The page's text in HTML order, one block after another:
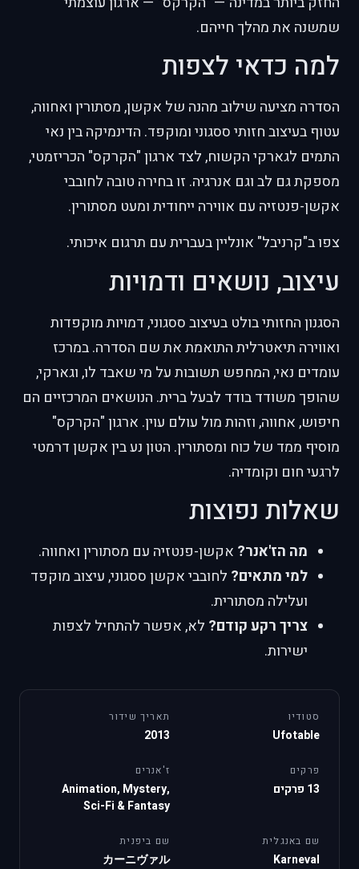
שמשנה את מהלך חייהם.
למה כדאי לצפות
הסדרה מציעה שילוב מהנה של אקשן, מסתורין ואחווה,
עטוף בעיצוב חזותי ססגוני ומוקפד. הדינמיקה בין נאי
התמים לגארקי הקשוח, לצד ארגון "הקרקס" הכריזמטי,
מספקת גם לב וגם אנרגיה. זו בחירה טובה לחובבי
אקשן-פנטזיה עם אווירה ייחודית ומעט מסתורין.
צפו ב"קרניבל" אונליין בעברית עם תרגום איכותי.
עיצוב, נושאים ודמויות
הסגנון החזותי בולט בעיצוב ססגוני, דמויות מוקפדות
ואווירה תיאטרלית התואמת את שם הסדרה. במרכז
עומדים נאי, המחפש תשובות על מי שאבד לו, וגארקי,
שהופך משודד בודד לבעל ברית. הנושאים המרכזיים הם
חיפוש, אחווה, וזהות מול עולם עוין. ארגון "הקרקס"
מוסיף ממד של כוח ומסתורין. הטון נע בין אקשן דרמטי
לרגעי חום וקומדיה.
שאלות נפוצות
מה הז'אנר? אקשן-פנטזיה עם מסתורין ואחווה.
למי מתאים? לחובבי אקשן ססגוני, עיצוב מוקפד
ועלילה מסתורית.
צריך רקע קודם? לא, אפשר להתחיל לצפות
ישירות.
סטודיו
Ufotable
תאריך שידור
2013
פרקים
13 פרקים
ז'אנרים
Animation, Mystery,
Sci-Fi & Fantasy
שם באנגלית
Karneval
שם ביפנית
カーニヴァル